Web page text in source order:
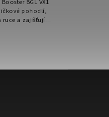
BGL VX1
pohodlí,
ruce a zajišťují